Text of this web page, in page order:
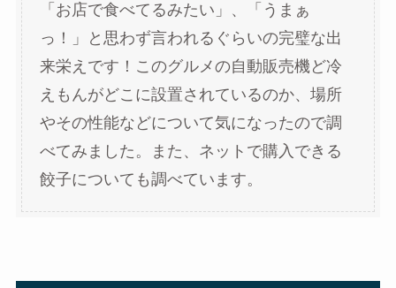
「お店で食べてるみたい」、「うまぁ
っ！」と思わず言われるぐらいの完璧な出
来栄えです！このグルメの自動販売機ど冷
えもんがどこに設置されているのか、場所
やその性能などについて気になったので調
べてみました。また、ネットで購入できる
餃子についても調べています。